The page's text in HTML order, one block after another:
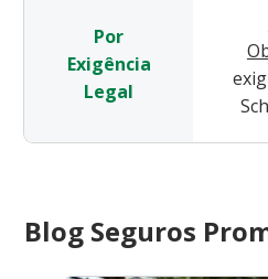
Por
Exigência
Legal
Blog Seguros